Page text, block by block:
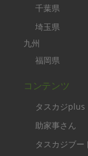
千葉県
埼玉県
九州
福岡県
コンテンツ
タスカジplus
助家事さん
タスカジブー